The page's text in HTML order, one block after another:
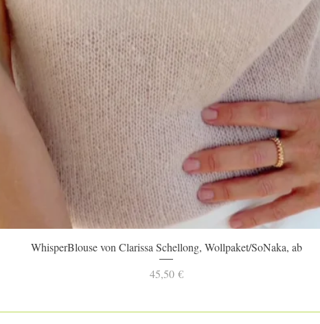
Schnellansicht
WhisperBlouse von Clarissa Schellong, Wollpaket/SoNaka, ab
Preis
45,50 €